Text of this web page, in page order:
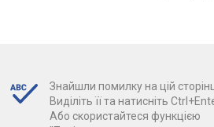
Знайшли помилку на цій
Виділіть її та натисніть
Або скористайтеся функцією